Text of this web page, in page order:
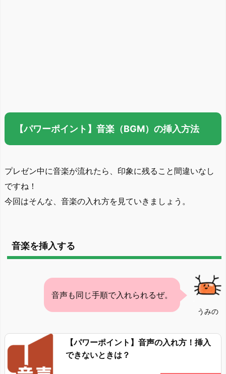
【パワーポイント】音楽（BGM）の挿入方法
プレゼン中に音楽が流れたら、印象に残ること間違いなし
ですね！
今回はそんな、音楽の入れ方を見ていきましょう。
音楽を挿入する
うみの
音声も同じ手順で入れられるぜ。
【パワーポイント】音声の入れ方！挿入
できないときは？